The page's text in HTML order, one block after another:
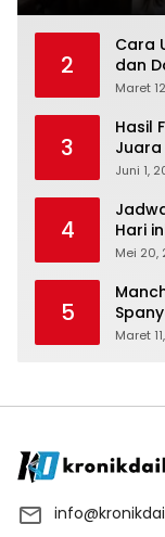
2
Cara
dan
Maret
3
Hasil
Juara
Juni 1,
4
Hari
vs
Mei 20,
5
Maret